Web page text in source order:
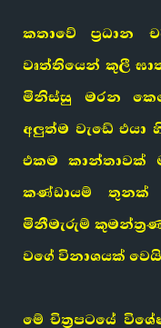
කතාවේ ප්‍රධාන
වෘත්තියෙන් කුලී
මිනිස්සු මරන
අලුත්ම වැඩේ
එකම කාන්තාවක්
කණ්ඩායම් තුනක්
මිනීමැරුම්
වගේ විනාශයක්
මේ චිත්‍රපටයේ